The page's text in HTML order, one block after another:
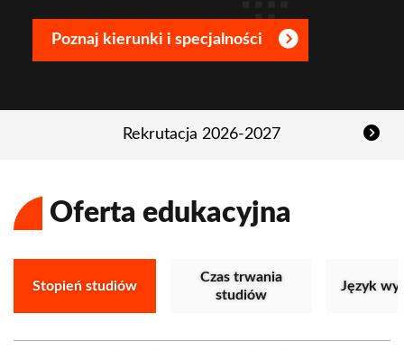
Prawo
Oferta edukacyjna
Stopień studiów
Czas trwania
studiów
Język